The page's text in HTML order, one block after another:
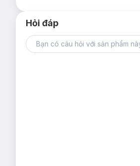
Hỏi đáp